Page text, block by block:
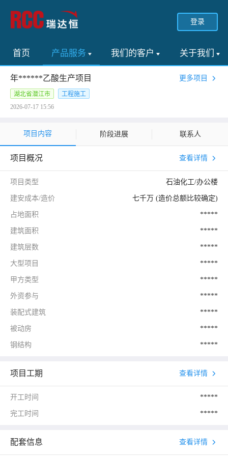
登录
首页 产品服务 我们的客户 关于我们
年******乙酸生产项目 更多项目
湖北省潜江市
工程施工
2026-07-17 15:56
项目内容 阶段进展 联系人
项目概况 查看详情
项目类型 石油化工/办公楼
建安成本/造价 七千万 (造价总额比较确定)
占地面积 *****
建筑面积 *****
建筑层数 *****
大型项目 *****
甲方类型 *****
外资参与 *****
装配式建筑 *****
被动房 *****
钢结构 *****
项目工期 查看详情
开工时间 *****
完工时间 *****
配套信息 查看详情